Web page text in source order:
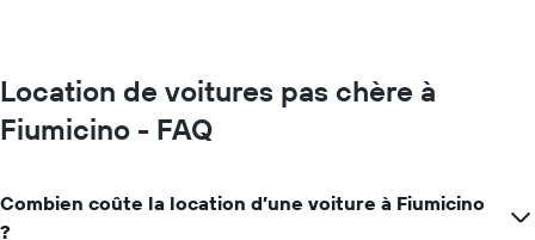
Location de voitures pas chère à
Fiumicino - FAQ
Combien coûte la location d’une voiture à Fiumicino
?